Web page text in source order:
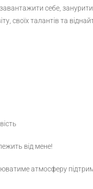
себе,
своїх талантів та
від мене!
атмосферу